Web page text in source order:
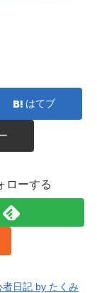
はてブ
ローする
日記 by たくみ